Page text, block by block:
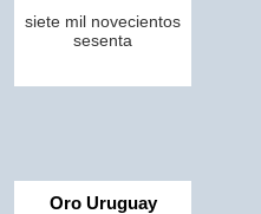
siete mil novecientos
sesenta
Oro Uruguay